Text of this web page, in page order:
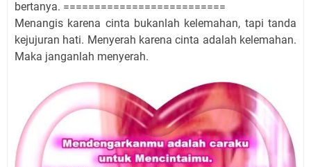
bertanya. ==========================
Menangis karena cinta bukanlah kelemahan, tapi tanda
kejujuran hati. Menyerah karena cinta adalah kelemahan.
Maka janganlah menyerah.